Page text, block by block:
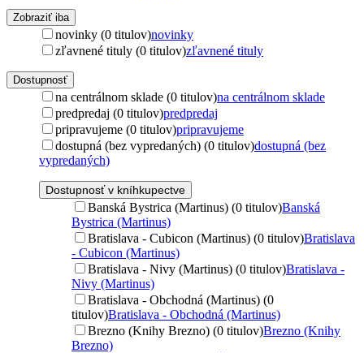
Zobraziť iba
novinky (0 titulov)novinky
zľavnené tituly (0 titulov)zľavnené tituly
Dostupnosť
na centrálnom sklade (0 titulov)na centrálnom sklade
predpredaj (0 titulov)predpredaj
pripravujeme (0 titulov)pripravujeme
dostupná (bez vypredaných) (0 titulov)dostupná (bez
vypredaných)
Dostupnosť v kníhkupectve
Banská Bystrica (Martinus) (0 titulov)Banská
Bystrica (Martinus)
Bratislava - Cubicon (Martinus) (0 titulov)Bratislava
- Cubicon (Martinus)
Bratislava - Nivy (Martinus) (0 titulov)Bratislava -
Nivy (Martinus)
Bratislava - Obchodná (Martinus) (0
titulov)Bratislava - Obchodná (Martinus)
Brezno (Knihy Brezno) (0 titulov)Brezno (Knihy
Brezno)